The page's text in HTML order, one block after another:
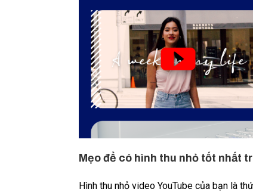
Mẹo để có hình thu nhỏ tốt nhất
Hình thu nhỏ video YouTube của bạn là